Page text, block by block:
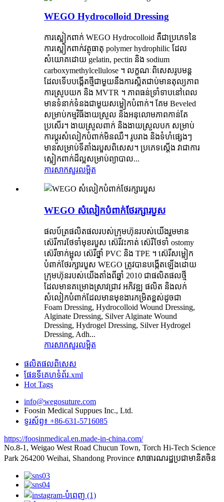
WEGO Hydrocolloid Dressing
ការស្លៀកពាក់ WEGO Hydrocolloid គឺជាប្រភេទនៃ
ការស្លៀកពាក់វត្ថុធាតុ polymer hydrophilic ដែល
សំយោគដោយ gelatin, pectin និង sodium
carboxymethylcellulose ។ លក្ខណៈ​ពិសេស​រូបមន្ត​
ដែល​ទើប​បង្កើត​ថ្មី​ជាមួយ​នឹង​ការ​ស្អិត​ជាប់​មាន​តុល្យភាព
ការ​ស្រូប​យក និង MVTR ។ ភាពធន់ទ្រាំទាបនៅពេល
មានទំនាក់ទំនងជាមួយសម្លៀកបំពាក់។ គែម Beveled
សម្រាប់កម្មវិធីងាយស្រួល និងអនុលោមភាពកាន់តែ
ប្រសើរ។ ងាយស្រួលពាក់ និងងាយស្រួលបក សម្រាប់
ការប្តូរសំលៀកបំពាក់មិនឈឺ។ រូបរាង និងទំហំផ្សេងៗ
មានសម្រាប់ទីតាំងរបួសពិសេស។ ប្រភេទស្តើង វាជាការ
ស្លៀកពាក់ដ៏ល្អសម្រាប់ព្យាបាល...
ការសាកសួរលម្អិត
WEGO សំលៀកបំពាក់ថែរក្សារបួស
ផលប័ត្រផលិតផលរបស់ក្រុមហ៊ុនរបស់យើងរួមមាន
ស៊េរីការថែទាំមុខរបួស ស៊េរីវះកាត់ ស៊េរីថែទាំ ostomy
ស៊េរីចាក់ម្ជុល ស៊េរីថ្នាំ PVC និង TPE ។ ស៊េរីសម្លៀក
បំពាក់ថែរក្សារបួស WEGO ត្រូវបានបង្កើតឡើងដោយ
ក្រុមហ៊ុនរបស់យើងតាំងពីឆ្នាំ 2010 ជាផលិតផលថ្មី
ដែលមានគម្រោងស្រាវជ្រាវ អភិវឌ្ឍ ផលិត និងលក់
សំលៀកបំពាក់ដែលមានមុខងារកម្រិតខ្ពស់ដូចជា
Foam Dressing, Hydrocolloid Wound Dressing,
Alginate Dressing, Silver Alginate Wound
Dressing, Hydrogel Dressing, Silver Hydrogel
Dressing, Adh...
ការសាកសួរលម្អិត
ផលិតផលពិសេស
ផែនទីគេហទំព័រ.xml
Hot Tags
info@wegosuture.com
Foosin Medical Suppues Inc., Ltd.
ទូរស័ព្ទ៖ +86-631-5716085
https://foosinmedical.en.made-in-china.com/
No.8-1, Weigao West Road Chucun Town, Torch Hi-Tech Science
Park 264200 Weihai, Shandong Province សាធារណរដ្ឋប្រជាមានិតចិន